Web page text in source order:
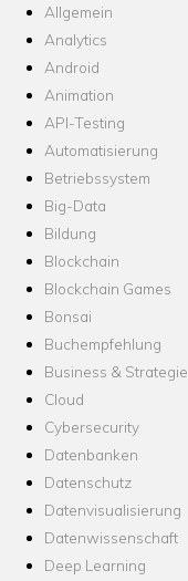
Allgemein
Analytics
Android
Animation
API-Testing
Automatisierung
Betriebssystem
Big-Data
Bildung
Blockchain
Blockchain Games
Bonsai
Buchempfehlung
Business & Strategie
Cloud
Cybersecurity
Datenbanken
Datenschutz
Datenvisualisierung
Datenwissenschaft
Deep Learning